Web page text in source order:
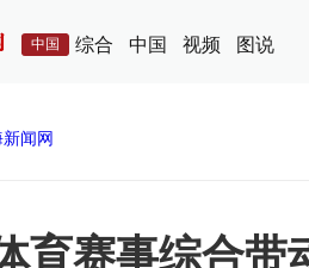
中国 综合 中国 视频 图说
闻网
育赛事综合带